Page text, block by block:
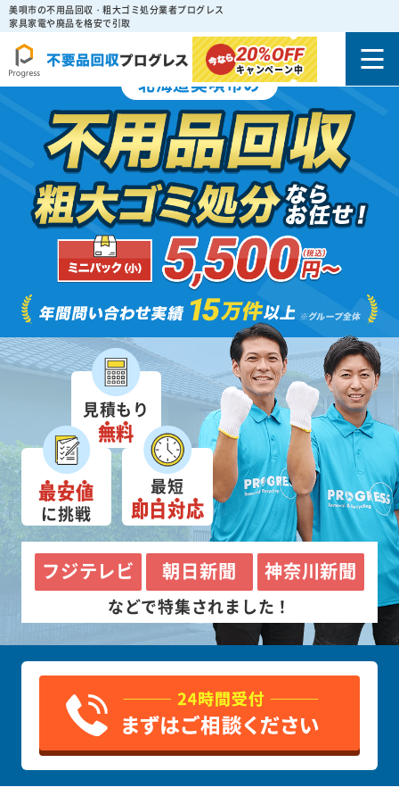
美唄市の不用品回収・粗大ゴミ処分業者プログレス
家具家電や廃品を格安で引取
20%OFF
キャンペーン中
北海道美唄市の
見積もり
無料
最安値
に挑戦
最短
即日対応
フジテレビ 朝日新聞 神奈川新聞
などで特集されました！